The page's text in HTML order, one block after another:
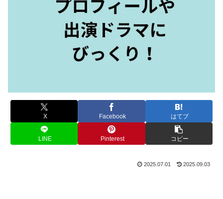
X Facebook はてブ
LINE Pinterest コピー
2025.07.01 2025.09.03